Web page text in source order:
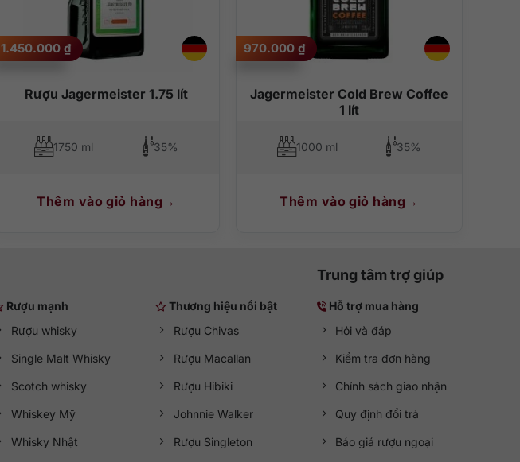
Rượu Jagermeister 1.75 lít
1.450.000 ₫
1750 ml 35%
Thêm vào giỏ hàng
Jagermeister Cold Brew Coffee
1 lít
970.000 ₫
1000 ml 35%
Thêm vào giỏ hàng
Rượu mạnh
Rượu whisky
Single Malt Whisky
Scotch whisky
Whiskey Mỹ
Whisky Nhật
Thương hiệu nổi bật
Rượu Chivas
Rượu Macallan
Rượu Hibiki
Johnnie Walker
Rượu Singleton
Trung tâm trợ giúp
Hỗ trợ mua hàng
Hỏi và đáp
Kiểm tra đơn hàng
Chính sách giao nhận
Quy định đổi trả
Báo giá rượu ngoại